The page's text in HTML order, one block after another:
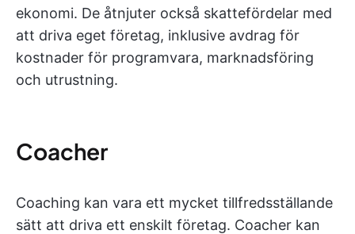
ekonomi. De åtnjuter också skattefördelar med
att driva eget företag, inklusive avdrag för
kostnader för programvara, marknadsföring
och utrustning.
Coacher
Coaching kan vara ett mycket tillfredsställande
sätt att driva ett enskilt företag. Coacher kan